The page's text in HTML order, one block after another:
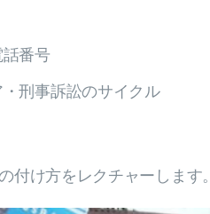
番号
刑事訴訟のサイクル
付け方をレクチャーします。